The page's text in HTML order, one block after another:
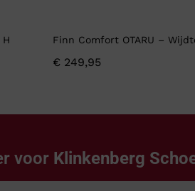
H Finn Comfort OTARU –
€ 249,95
voor Klinkenberg